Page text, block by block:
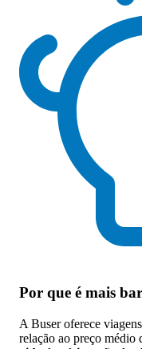
Por que é mais
A Buser oferece
relação ao preço médio